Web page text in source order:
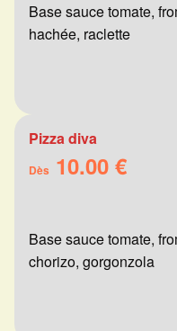
Base sauce tomate,
hachée, raclette
Pizza diva
Dès 10.00 €
Base sauce tomate,
chorizo, gorgonzola